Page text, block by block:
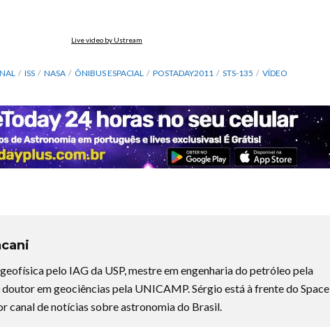
Live video by Ustream
ISS NASA ÔNIBUS ESPACIAL POSTADAY2011 STS-135 VÍDEO
pelo IAG da USP, mestre em engenharia do petróleo pela
em geociências pela UNICAMP. Sérgio está à frente do Space
canal de notícias sobre astronomia do Brasil.